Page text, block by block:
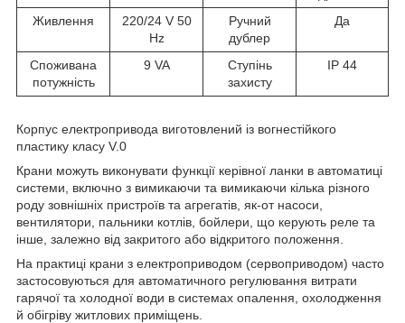
Живлення
220/24 V 50
Hz
Ручний
дублер
Да
Споживана
потужність
9 VA
Ступінь
захисту
IP 44
Корпус електропривода виготовлений із вогнестійкого
пластику класу V.0
Крани можуть виконувати функції керівної ланки в автоматиці
системи, включно з вимикаючи та вимикаючи кілька різного
роду зовнішніх пристроїв та агрегатів, як-от насоси,
вентилятори, пальники котлів, бойлери, що керують реле та
інше, залежно від закритого або відкритого положення.
На практиці крани з електроприводом (сервоприводом) часто
застосовуються для автоматичного регулювання витрати
гарячої та холодної води в системах опалення, охолодження
й обігріву житлових приміщень.